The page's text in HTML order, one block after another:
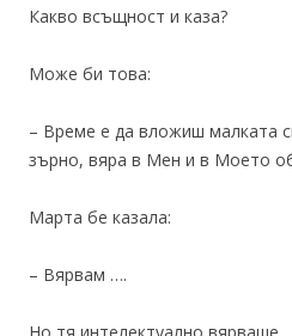
Какво всъщност и каза?
Може би това:
– Време е да вложиш малката
зърно, вяра в Мен и в Моето
Марта бе казала:
– Вярвам ….